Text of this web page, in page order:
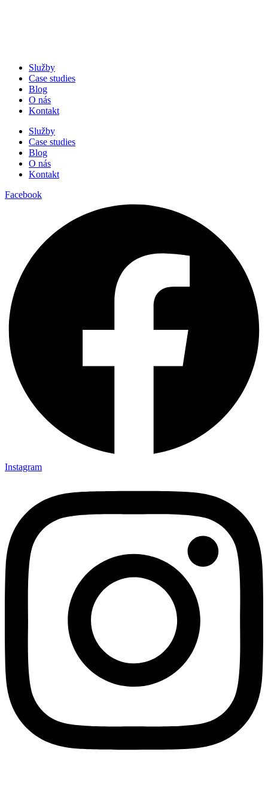
Služby
Case studies
Blog
O nás
Kontakt
Služby
Case studies
Blog
O nás
Kontakt
Facebook
Instagram